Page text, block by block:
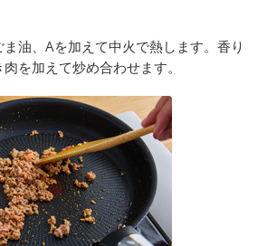
油、Aを加えて中火で熱します。香り
を加えて炒め合わせます。